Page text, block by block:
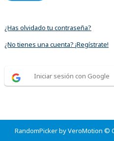
¿Has olvidado tu contraseña?
¿No tienes una cuenta? ¡Regístrate!
Iniciar sesión con Google
RandomPicker by VeroMotion ©